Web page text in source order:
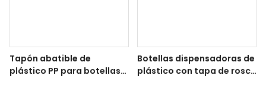
Tapón abatible de
plástico PP para botellas
Botellas dispensadoras de
plástico con tapa de rosca